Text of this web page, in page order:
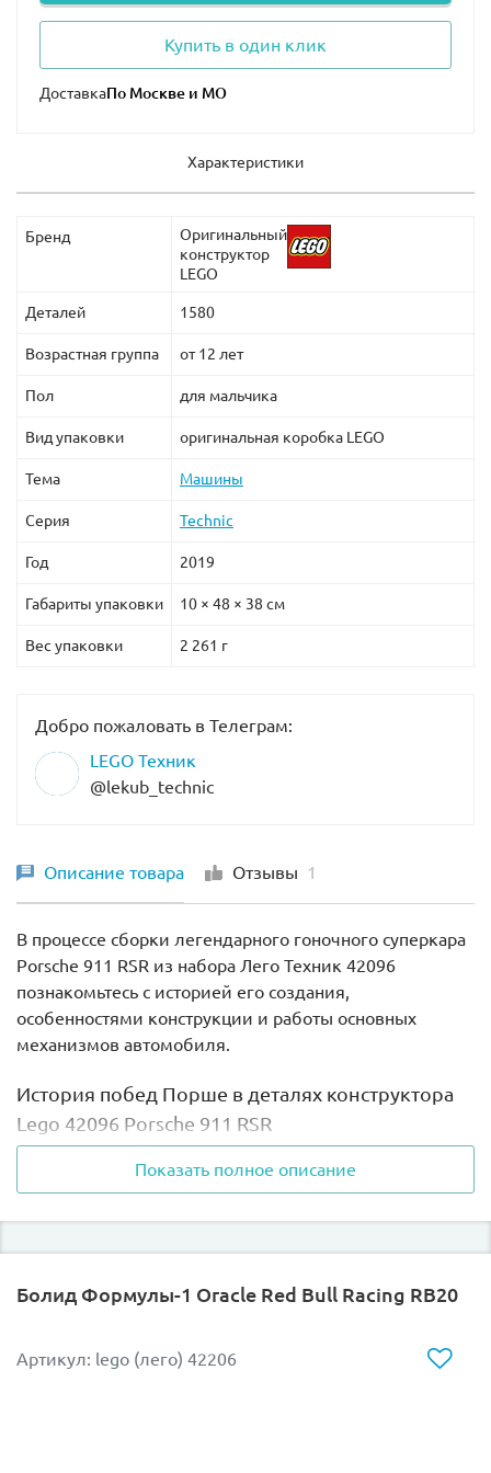
сможешь наблюдать работу модели. Для имитации
снижения лобового сопротивления можно наклонять
вверх и вниз заднее крыло.
Купить в один клик
Доставка
Характеристики
Бренд
Оригинальный
конструктор
LEGO
Деталей 1580
Возрастная группа от 12 лет
Пол для мальчика
Вид упаковки оригинальная коробка LEGO
Тема Машины
Серия Technic
Год 2019
Габариты упаковки 10 × 48 × 38 см
Вес упаковки 2 261 г
Добро пожаловать в Телеграм:
LEGO Техник
@lekub_technic
Описание товара Отзывы 1
В процессе сборки легендарного гоночного суперкара
Porsche 911 RSR из набора Лего Техник 42096
познакомьтесь с историей его создания,
особенностями конструкции и работы основных
механизмов автомобиля.
История побед Порше в деталях конструктора
Lego 42096 Porsche 911 RSR
Набор создан в тесном сотрудничестве с инженерами
компании Порше. Эта подлинная копия легендарного
автомобиля, до сих пор блистающего на гоночных
треках по всему миру, имеет мощный агрессивный
узнаваемыми контурами. Модель оснащена задним
расширенным диффузором воздухозаборника и
Показать полное описание
Болид Формулы-1 Oracle Red Bull Racing RB20
Артикул: lego (лего) 42206